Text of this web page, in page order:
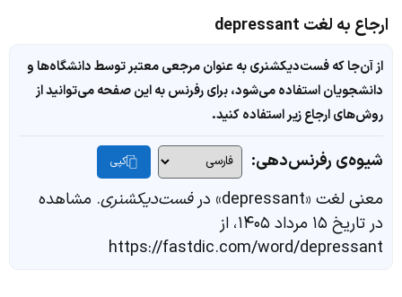
ارجاع به لغت depressant
از آن‌جا که فست‌دیکشنری به عنوان مرجعی معتبر توسط دانشگاه‌ها و
دانشجویان استفاده می‌شود، برای رفرنس به این صفحه می‌توانید از
روش‌های ارجاع زیر استفاده کنید.
شیوه‌ی رفرنس‌دهی: کپی
معنی لغت «depressant» در فست‌دیکشنری. مشاهده
در تاریخ ۱۵ مرداد ۱۴۰۵، از
https://fastdic.com/word/depressant